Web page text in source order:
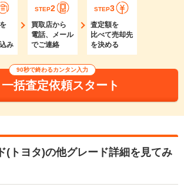
み
STEP2
買取店から
電話、メール
でご連絡
STEP3
査定額を
比べて売却先
を決める
90秒で終わるカンタン入力
一括査定依頼スタート
(トヨタ)の他グレード詳細を見てみ